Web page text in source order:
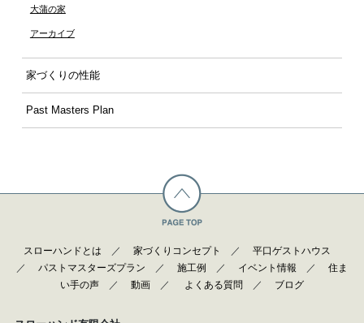
大蒲の家
アーカイブ
家づくりの性能
Past Masters Plan
スローハンドとは ／ 家づくりコンセプト ／ 平口ゲストハウス
／ パストマスターズプラン ／ 施工例 ／ イベント情報 ／ 住ま
い手の声 ／ 動画 ／ よくある質問 ／ ブログ